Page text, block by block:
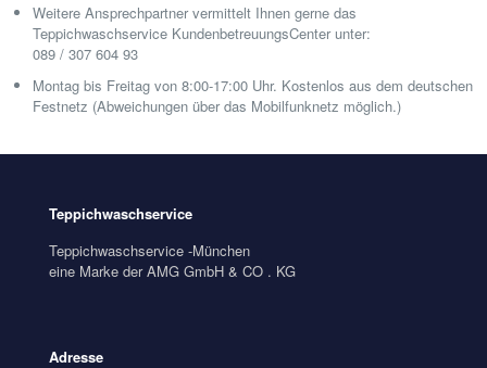
Weitere Ansprechpartner vermittelt Ihnen gerne das
Teppichwaschservice KundenbetreuungsCenter unter:
089 / 307 604 93
Montag bis Freitag von 8:00-17:00 Uhr. Kostenlos aus dem deutschen
Festnetz (Abweichungen über das Mobilfunknetz möglich.)
Teppichwaschservice
Teppichwaschservice -München
eine Marke der AMG GmbH & CO . KG
Adresse